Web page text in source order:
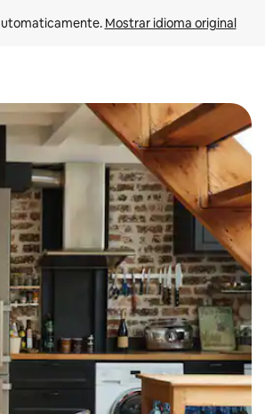
Mostrar idioma original
baixo do teclado ou tocando e deslizando o